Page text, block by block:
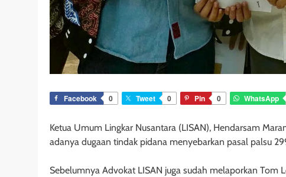
Facebook 0 Tweet 0 Pin 0 WhatsApp
Ketua Umum Lingkar Nusantara (LISAN), Hendarsam
adanya dugaan tindak pidana menyebarkan pasal palsu
Sebelumnya Advokat LISAN juga sudah melaporkan Tom